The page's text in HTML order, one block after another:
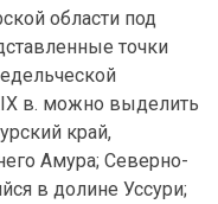
области под
точки
в. можно выделить
край,
Амура; Северно-
в долине Уссури;